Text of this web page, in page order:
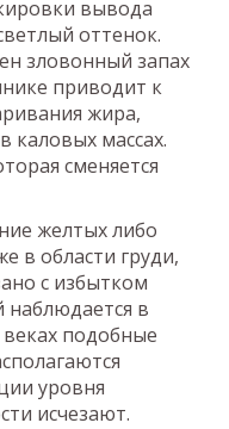
вывода
оттенок.
зловонный запах
приводит к
жира,
каловых массах.
сменяется
желтых либо
в области груди,
с избытком
наблюдается в
подобные
уровня
исчезают.